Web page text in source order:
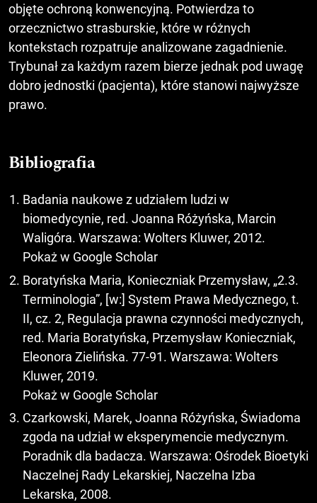
objęte ochroną konwencyjną. Potwierdza to
orzecznictwo strasburskie, które w różnych
kontekstach rozpatruje analizowane zagadnienie.
Trybunał za każdym razem bierze jednak pod uwagę
dobro jednostki (pacjenta), które stanowi najwyższe
prawo.
Bibliografia
Badania naukowe z udziałem ludzi w
biomedycynie, red. Joanna Różyńska, Marcin
Waligóra. Warszawa: Wolters Kluwer, 2012.
Pokaż w Google Scholar
Boratyńska Maria, Konieczniak Przemysław, „2.3.
Terminologia”, [w:] System Prawa Medycznego, t.
II, cz. 2, Regulacja prawna czynności medycznych,
red. Maria Boratyńska, Przemysław Konieczniak,
Eleonora Zielińska. 77-91. Warszawa: Wolters
Kluwer, 2019.
Pokaż w Google Scholar
Czarkowski, Marek, Joanna Różyńska, Świadoma
zgoda na udział w eksperymencie medycznym.
Poradnik dla badacza. Warszawa: Ośrodek Bioetyki
Naczelnej Rady Lekarskiej, Naczelna Izba
Lekarska, 2008.